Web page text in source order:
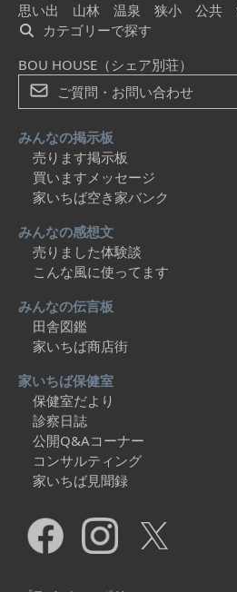
思い出
山林 温泉 狭小 公共
カテゴリーで探す
BOU HOUSE（シェア別荘）
ご質問・お問い合わせ
みんなの掲示板
売ります掲示板
買いますメッセージ
家いちば空き家バンク
みんなの感想文
売りました体験談
こんな風に使ってます
みんなの伝言板
田舎図鑑
家いちば商店街
家いちば保健室
保健室だより
診察日誌
公開Q&Aコーナー
コンサルティング
家いちば見聞録